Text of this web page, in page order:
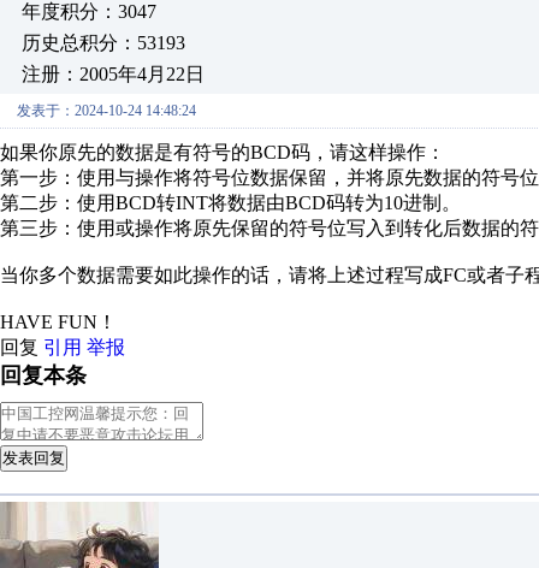
年度积分：3047
历史总积分：53193
注册：2005年4月22日
发表于：2024-10-24 14:48:24
如果你原先的数据是有符号的BCD码，请这样操作：
第一步：使用与操作将符号位数据保留，并将原先数据的符号
第二步：使用BCD转INT将数据由BCD码转为10进制。
第三步：使用或操作将原先保留的符号位写入到转化后数据的
当你多个数据需要如此操作的话，请将上述过程写成FC或者子
HAVE FUN！
回复 引用 举报
回复本条
发表回复